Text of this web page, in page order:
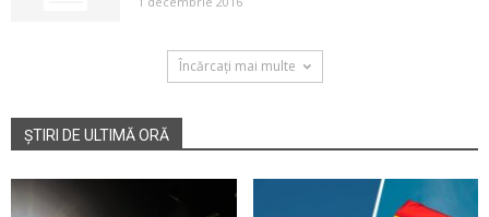
Încărcați mai multe
ȘTIRI DE ULTIMĂ ORĂ